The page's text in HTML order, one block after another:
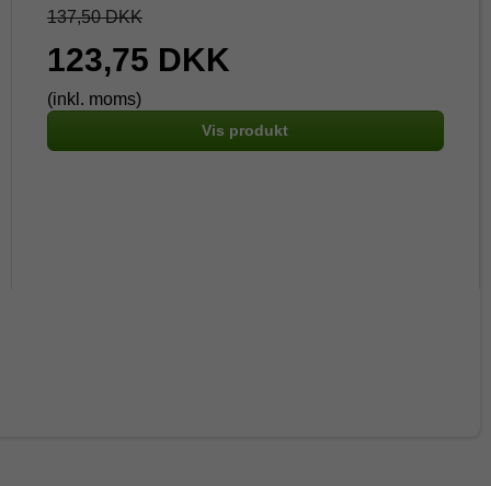
137,50 DKK
123,75 DKK
(inkl. moms)
Vis produkt